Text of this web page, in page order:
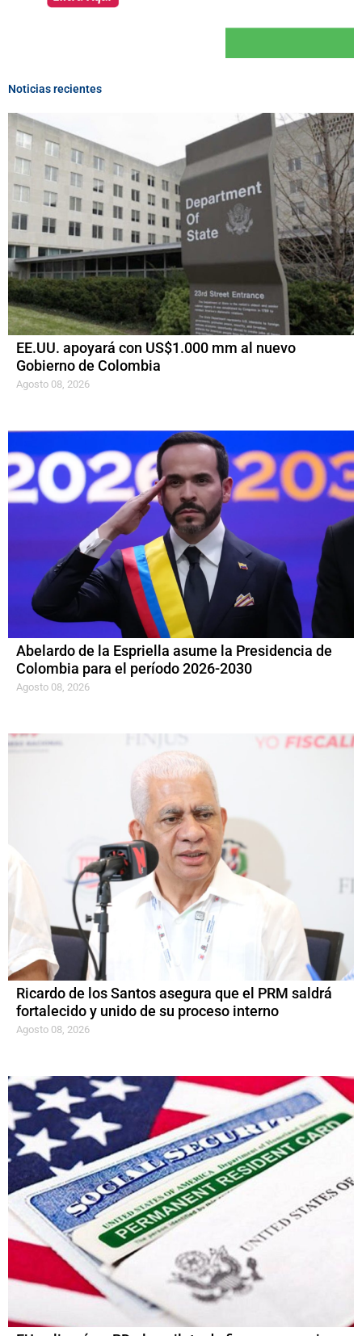
Noticias recientes
EE.UU. apoyará con US$1.000 mm al nuevo
Gobierno de Colombia
Agosto 08, 2026
Abelardo de la Espriella asume la Presidencia de
Colombia para el período 2026-2030
Agosto 08, 2026
Ricardo de los Santos asegura que el PRM saldrá
fortalecido y unido de su proceso interno
Agosto 08, 2026